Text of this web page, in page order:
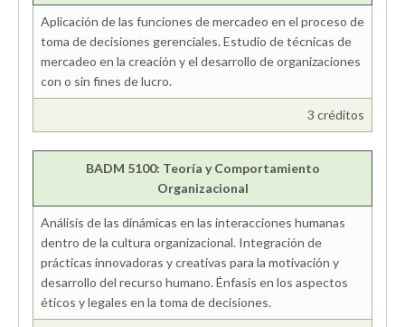
Aplicación de las funciones de mercadeo en el proceso de
toma de decisiones gerenciales. Estudio de técnicas de
mercadeo en la creación y el desarrollo de organizaciones
con o sin fines de lucro.
3 créditos
BADM 5100: Teoría y Comportamiento
Organizacional
Análisis de las dinámicas en las interacciones humanas
dentro de la cultura organizacional. Integración de
prácticas innovadoras y creativas para la motivación y
desarrollo del recurso humano. Énfasis en los aspectos
éticos y legales en la toma de decisiones.